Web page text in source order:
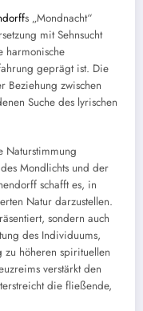
s „Mondnacht“
mit Sehnsucht
harmonische
geprägt ist. Die
Beziehung zwischen
Suche des lyrischen
Naturstimmung
Mondlichts und der
schafft es, in
Natur darzustellen.
sondern auch
des Individuums,
höheren spirituellen
verstärkt den
die fließende,